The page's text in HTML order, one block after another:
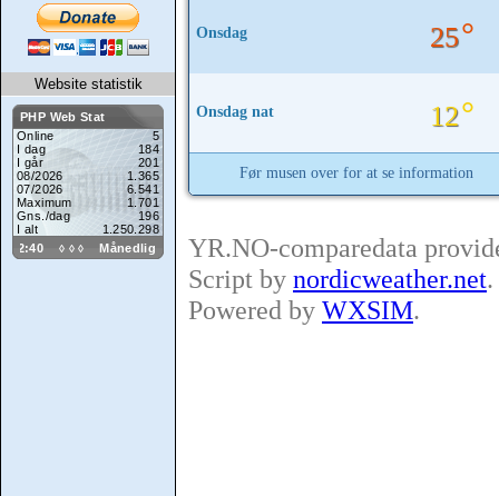
Website statistik
Onsdag 25°
Onsdag nat 12°
Før musen over for at se information
YR.NO-comparedata
Script by nordicweather.net.
Powered by WXSIM.